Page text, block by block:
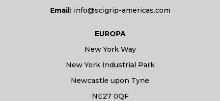
Email: info@scigrip-americas.com
EUROPA
New York Way
New York Industrial Park
Newcastle upon Tyne
NE27 0QF